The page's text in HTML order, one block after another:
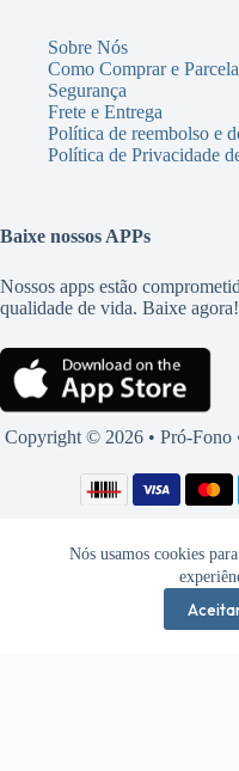
Nós usamos cookies
Sobre Nós
Como Comprar e
Segurança
Frete e Entrega
Política de reembolso e
Política de Privacidade
Baixe nossos APPs
Nossos apps estão
qualidade de vida. Baixe agora!
Copyright © 2026 • Pró-Fono